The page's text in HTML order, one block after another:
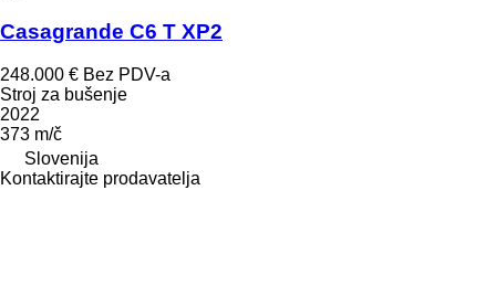
Casagrande C6 T XP2
248.000 € Bez PDV-a
Stroj za bušenje
2022
373 m/č
Slovenija
Kontaktirajte prodavatelja